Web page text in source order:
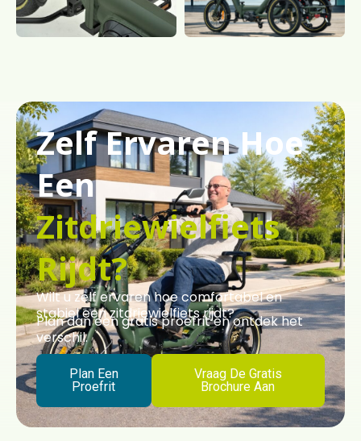
Zelf Ervaren Hoe
Een
Zitdriewielfiets
Rijdt?
Wilt u zelf ervaren hoe comfortabel en
stabiel een zitdriewielfiets rijdt?
Plan dan een gratis proefrit en ontdek het
verschil.
Plan Een
Proefrit
Vraag De Gratis
Brochure Aan